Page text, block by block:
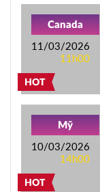
HOT
Canada
11/03/2026
11h00
HOT
Mỹ
10/03/2026
14h00